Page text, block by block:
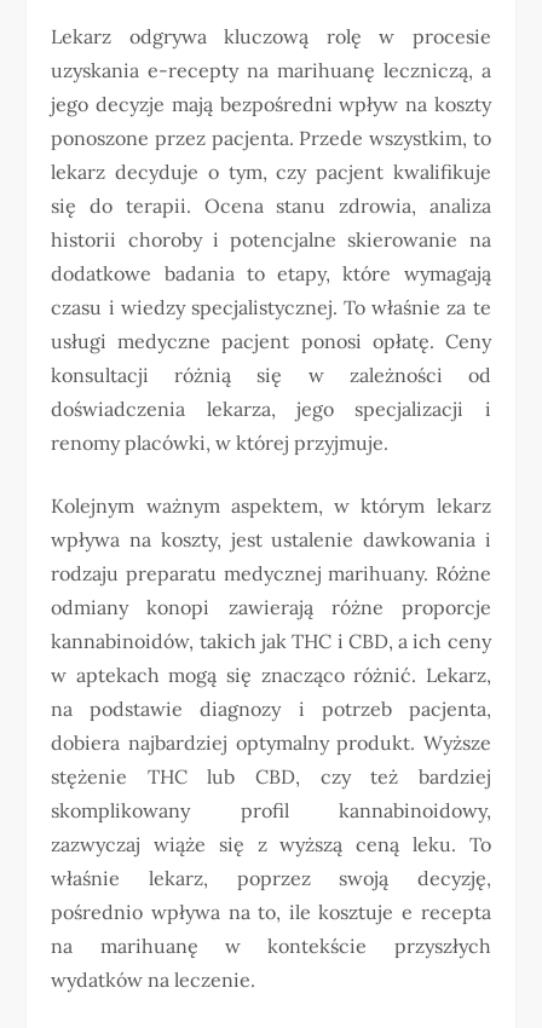
Lekarz odgrywa kluczową rolę w procesie
uzyskania e-recepty na marihuanę leczniczą, a
jego decyzje mają bezpośredni wpływ na koszty
ponoszone przez pacjenta. Przede wszystkim, to
lekarz decyduje o tym, czy pacjent kwalifikuje
się do terapii. Ocena stanu zdrowia, analiza
historii choroby i potencjalne skierowanie na
dodatkowe badania to etapy, które wymagają
czasu i wiedzy specjalistycznej. To właśnie za te
usługi medyczne pacjent ponosi opłatę. Ceny
konsultacji różnią się w zależności od
doświadczenia lekarza, jego specjalizacji i
renomy placówki, w której przyjmuje.
Kolejnym ważnym aspektem, w którym lekarz
wpływa na koszty, jest ustalenie dawkowania i
rodzaju preparatu medycznej marihuany. Różne
odmiany konopi zawierają różne proporcje
kannabinoidów, takich jak THC i CBD, a ich ceny
w aptekach mogą się znacząco różnić. Lekarz,
na podstawie diagnozy i potrzeb pacjenta,
dobiera najbardziej optymalny produkt. Wyższe
stężenie THC lub CBD, czy też bardziej
skomplikowany profil kannabinoidowy,
zazwyczaj wiąże się z wyższą ceną leku. To
właśnie lekarz, poprzez swoją decyzję,
pośrednio wpływa na to, ile kosztuje e recepta
na marihuanę w kontekście przyszłych
wydatków na leczenie.